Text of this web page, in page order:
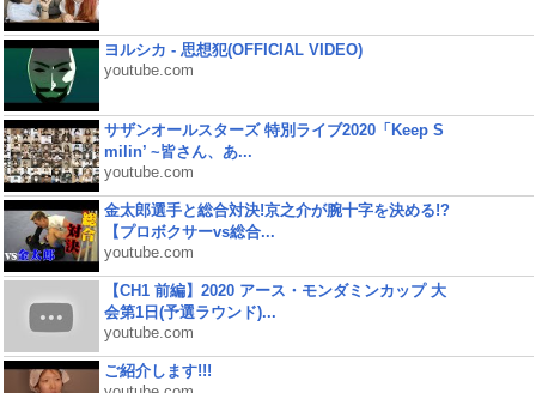
ヨルシカ - 思想犯(OFFICIAL VIDEO)
youtube.com
サザンオールスターズ 特別ライブ2020「Keep S
milin’ ~皆さん、あ...
youtube.com
金太郎選手と総合対決!京之介が腕十字を決める!?
【プロボクサーvs総合...
youtube.com
【CH1 前編】2020 アース・モンダミンカップ 大
会第1日(予選ラウンド)...
youtube.com
ご紹介します!!!